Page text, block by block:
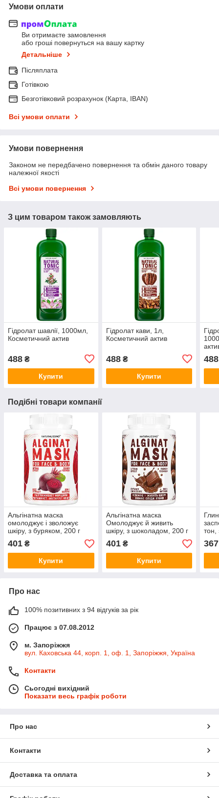
Умови оплати
Ви отримаєте замовлення
або гроші повернуться на вашу картку
Детальніше
Післяплата
Готівкою
Безготівковий розрахунок (Карта, IBAN)
Всі умови оплати
Умови повернення
Законом не передбачено повернення та обмін даного товару
належної якості
Всі умови повернення
З цим товаром також замовляють
Гідролат шавлії, 1000мл,
Косметичний актив
488 ₴
Купити
Гідролат кави, 1л,
Косметичний актив
488₴
Купити
488
Подібні товари компанії
Альгінатна маска
омолоджує і зволожує
шкіру, з буряком, 200 г
401 ₴
Купити
Альгінатна маска
Омолоджує й живить
шкіру, з шоколадом, 200 г
401₴
Купити
тон,
367
Про нас
100% позитивних з 94 відгуків за рік
Працює з 07.08.2012
м. Запоріжжя
вул. Каховська 44, корп. 1, оф. 1, Запоріжжя, Україна
Контакти
Сьогодні вихідний
Показати весь графік роботи
Про нас
Контакти
Доставка та оплата